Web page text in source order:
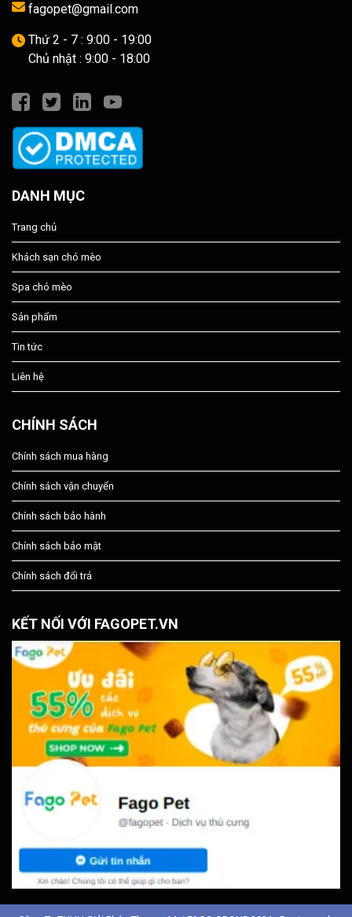
fagopet@gmail.com
Thứ 2 - 7 : 9:00 - 19:00
Chủ nhật : 9:00 - 18:00
DANH MỤC
Trang chủ
Khách sạn chó mèo
Spa chó mèo
Sản phẩm
Tin tức
Liên hệ
CHÍNH SÁCH
Chính sách mua hàng
Chính sách vận chuyển
Chính sách bảo hành
Chính sách bảo mật
Chính sách đổi trả
KẾT NỐI VỚI FAGOPET.VN